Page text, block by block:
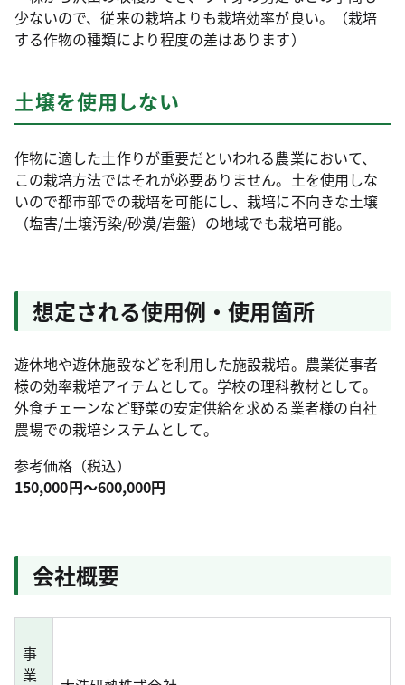
少ないので、従来の栽培よりも栽培効率が良い。（栽培
する作物の種類により程度の差はあります）
土壌を使用しない
作物に適した土作りが重要だといわれる農業において、
この栽培方法ではそれが必要ありません。土を使用しな
いので都市部での栽培を可能にし、栽培に不向きな土壌
（塩害/土壌汚染/砂漠/岩盤）の地域でも栽培可能。
想定される使用例・使用箇所
遊休地や遊休施設などを利用した施設栽培。農業従事者
様の効率栽培アイテムとして。学校の理科教材として。
外食チェーンなど野菜の安定供給を求める業者様の自社
農場での栽培システムとして。
参考価格（税込）
150,000円～600,000円
会社概要
事
業